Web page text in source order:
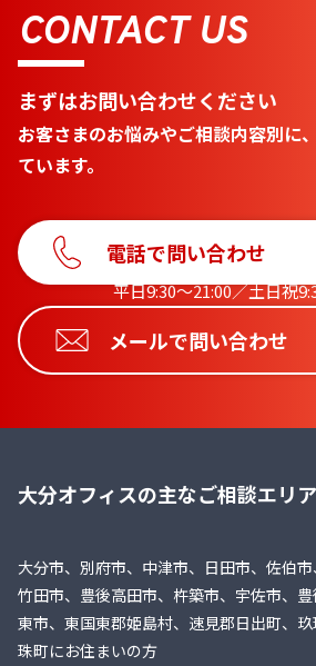
CONTACT US
まずはお問い合わせください
お客さまのお悩みやご相談内容別に
ています。
電話で問い合わせ
平日9:30〜21:00／土日祝
メールで問い合わせ
大分オフィスの主なご相談エリア
大分市、別府市、中津市、日田市、佐伯市
竹田市、豊後高田市、杵築市、宇佐市、
東市、東国東郡姫島村、速見郡日出町、
珠町にお住まいの方